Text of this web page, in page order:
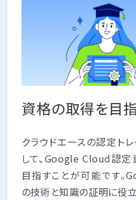
資格の取得を目
クラウドエースの認定ト
して、Google Cloud認
目指すことが可能です。
の技術と知識の証明に役立